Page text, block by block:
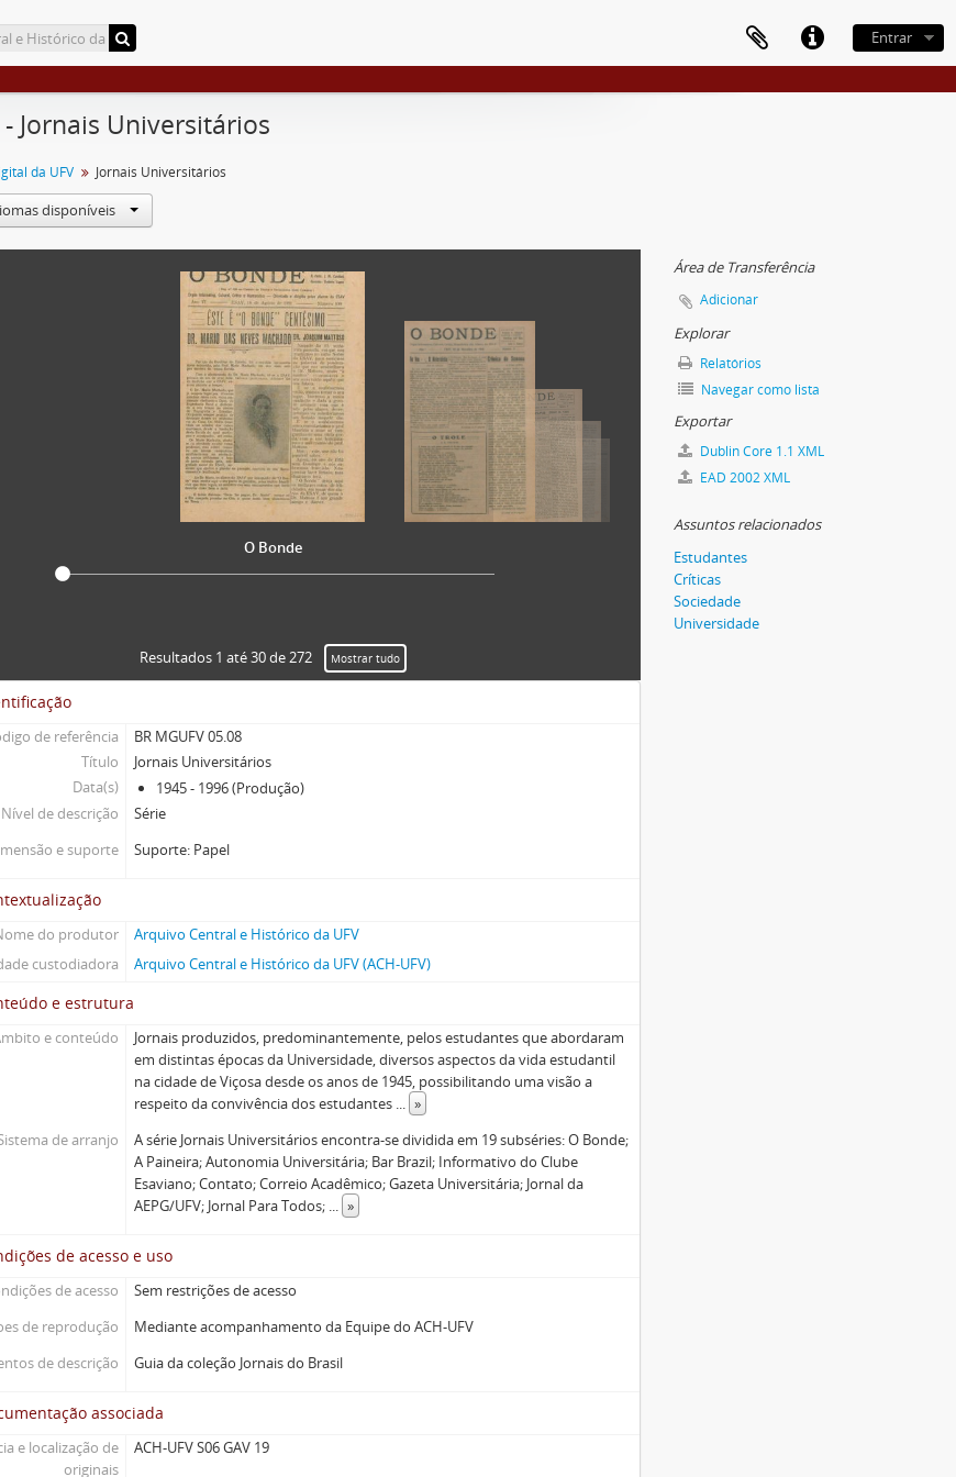
Entrar
Jornais Universitários
da UFV Jornais Universitários
disponíveis
O Bonde
Resultados 1 até 30 de 272 Mostrar tudo
de referência
BR MGUFV 05.08
Título
Jornais Universitários
Data(s)
1945 - 1996 (Produção)
Nível de descrição
Série
e suporte
Suporte: Papel
do produtor
Arquivo Central e Histórico da UFV
custodiadora
Arquivo Central e Histórico da UFV (ACH-UFV)
e estrutura
e conteúdo
Jornais produzidos, predominantemente, pelos estudantes que abordaram
em distintas épocas da Universidade, diversos aspectos da vida estudantil
na cidade de Viçosa desde os anos de 1945, possibilitando uma visão a
respeito da convivência dos estudantes ... »
de arranjo
A série Jornais Universitários encontra-se dividida em 19 subséries: O Bonde;
A Paineira; Autonomia Universitária; Bar Brazil; Informativo do Clube
Esaviano; Contato; Correio Acadêmico; Gazeta Universitária; Jornal da
AEPG/UFV; Jornal Para Todos; ... »
de acesso e uso
de acesso
Sem restrições de acesso
de reprodução
Mediante acompanhamento da Equipe do ACH-UFV
de descrição
Guia da coleção Jornais do Brasil
associada
e localização de
originais
ACH-UFV S06 GAV 19
Área de Transferência
Adicionar
Explorar
Relatórios
Navegar como lista
Exportar
Dublin Core 1.1 XML
EAD 2002 XML
Assuntos relacionados
Estudantes
Críticas
Sociedade
Universidade